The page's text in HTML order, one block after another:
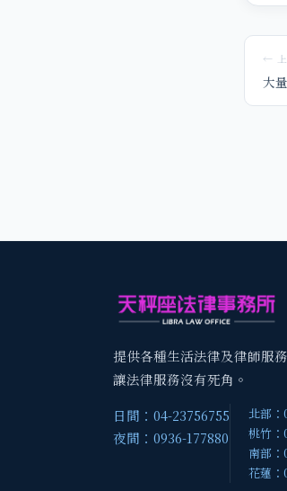
←
大
提供各種生活法律及律師服
讓法律服務沒有死角。
日間：04-23756755
夜間：0936-177880
北部
桃竹
南部
花蓮